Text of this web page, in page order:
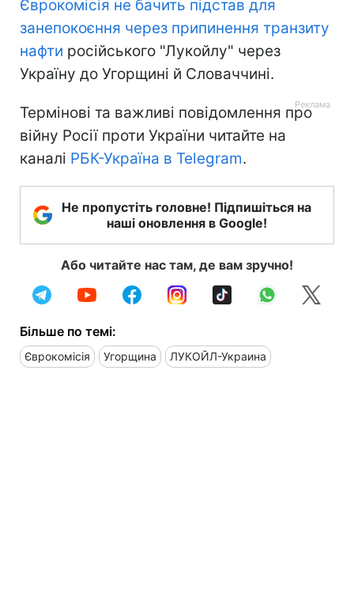
Єврокомісія не бачить підстав для
занепокоєння через припинення транзиту
нафти російського "Лукойлу" через
Україну до Угорщині й Словаччині.
Термінові та важливі повідомлення про
війну Росії проти України читайте на
каналі РБК-Україна в Telegram.
Не пропустіть головне! Підпишіться на
наші оновлення в Google!
Або читайте нас там, де вам зручно!
Більше по темі:
Єврокомісія Угорщина ЛУКОЙЛ-Украина